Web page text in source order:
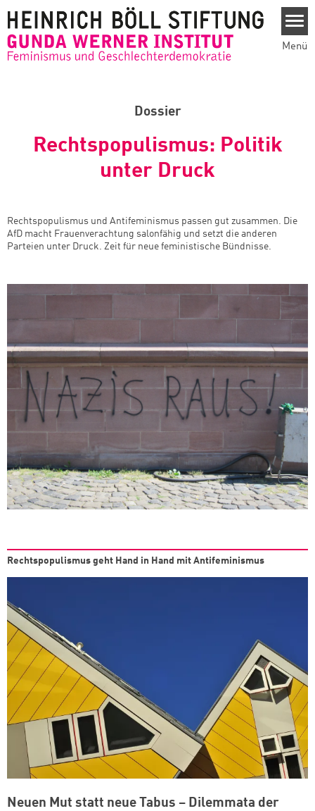
Menü
Dossier
Rechtspopulismus: Politik
unter Druck
Rechtspopulismus und Antifeminismus passen gut zusammen. Die
AfD macht Frauenverachtung salonfähig und setzt die anderen
Parteien unter Druck. Zeit für neue feministische Bündnisse.
Rechtspopulismus geht Hand in Hand mit Antifeminismus
Neuen Mut statt neue Tabus – Dilemmata der